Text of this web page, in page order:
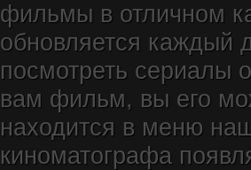
фильмы в отличном
обновляется
посмотреть сериалы
вам фильм, вы его
находится в меню
киноматографа